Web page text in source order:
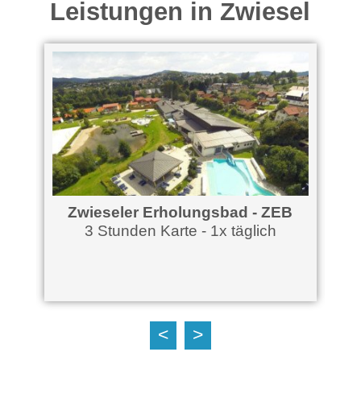
Leistungen in Zwiesel
Zwieseler Erholungsbad - ZEB
3 Stunden Karte - 1x täglich
< >